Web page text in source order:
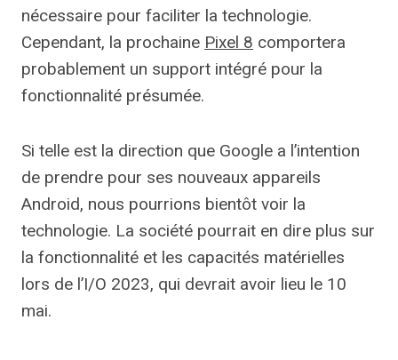
nécessaire pour faciliter la technologie.
Cependant, la prochaine Pixel 8 comportera
probablement un support intégré pour la
fonctionnalité présumée.
Si telle est la direction que Google a l’intention
de prendre pour ses nouveaux appareils
Android, nous pourrions bientôt voir la
technologie. La société pourrait en dire plus sur
la fonctionnalité et les capacités matérielles
lors de l’I/O 2023, qui devrait avoir lieu le 10
mai.